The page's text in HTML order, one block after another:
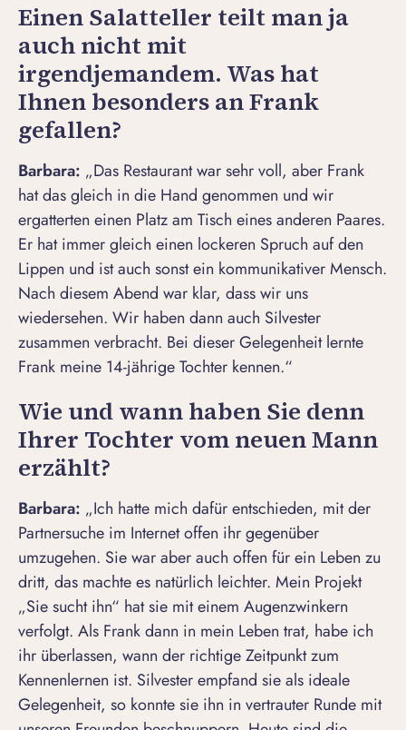
Einen Salatteller teilt man ja
auch nicht mit
irgendjemandem. Was hat
Ihnen besonders an Frank
gefallen?
Barbara: „Das Restaurant war sehr voll, aber Frank
hat das gleich in die Hand genommen und wir
ergatterten einen Platz am Tisch eines anderen Paares.
Er hat immer gleich einen lockeren Spruch auf den
Lippen und ist auch sonst ein kommunikativer Mensch.
Nach diesem Abend war klar, dass wir uns
wiedersehen. Wir haben dann auch Silvester
zusammen verbracht. Bei dieser Gelegenheit lernte
Frank meine 14-jährige Tochter kennen.“
Wie und wann haben Sie denn
Ihrer Tochter vom neuen Mann
erzählt?
Barbara: „Ich hatte mich dafür entschieden, mit der
Partnersuche im Internet offen ihr gegenüber
umzugehen. Sie war aber auch offen für ein Leben zu
dritt, das machte es natürlich leichter. Mein Projekt
„Sie sucht ihn“ hat sie mit einem Augenzwinkern
verfolgt. Als Frank dann in mein Leben trat, habe ich
ihr überlassen, wann der richtige Zeitpunkt zum
Kennenlernen ist. Silvester empfand sie als ideale
Gelegenheit, so konnte sie ihn in vertrauter Runde mit